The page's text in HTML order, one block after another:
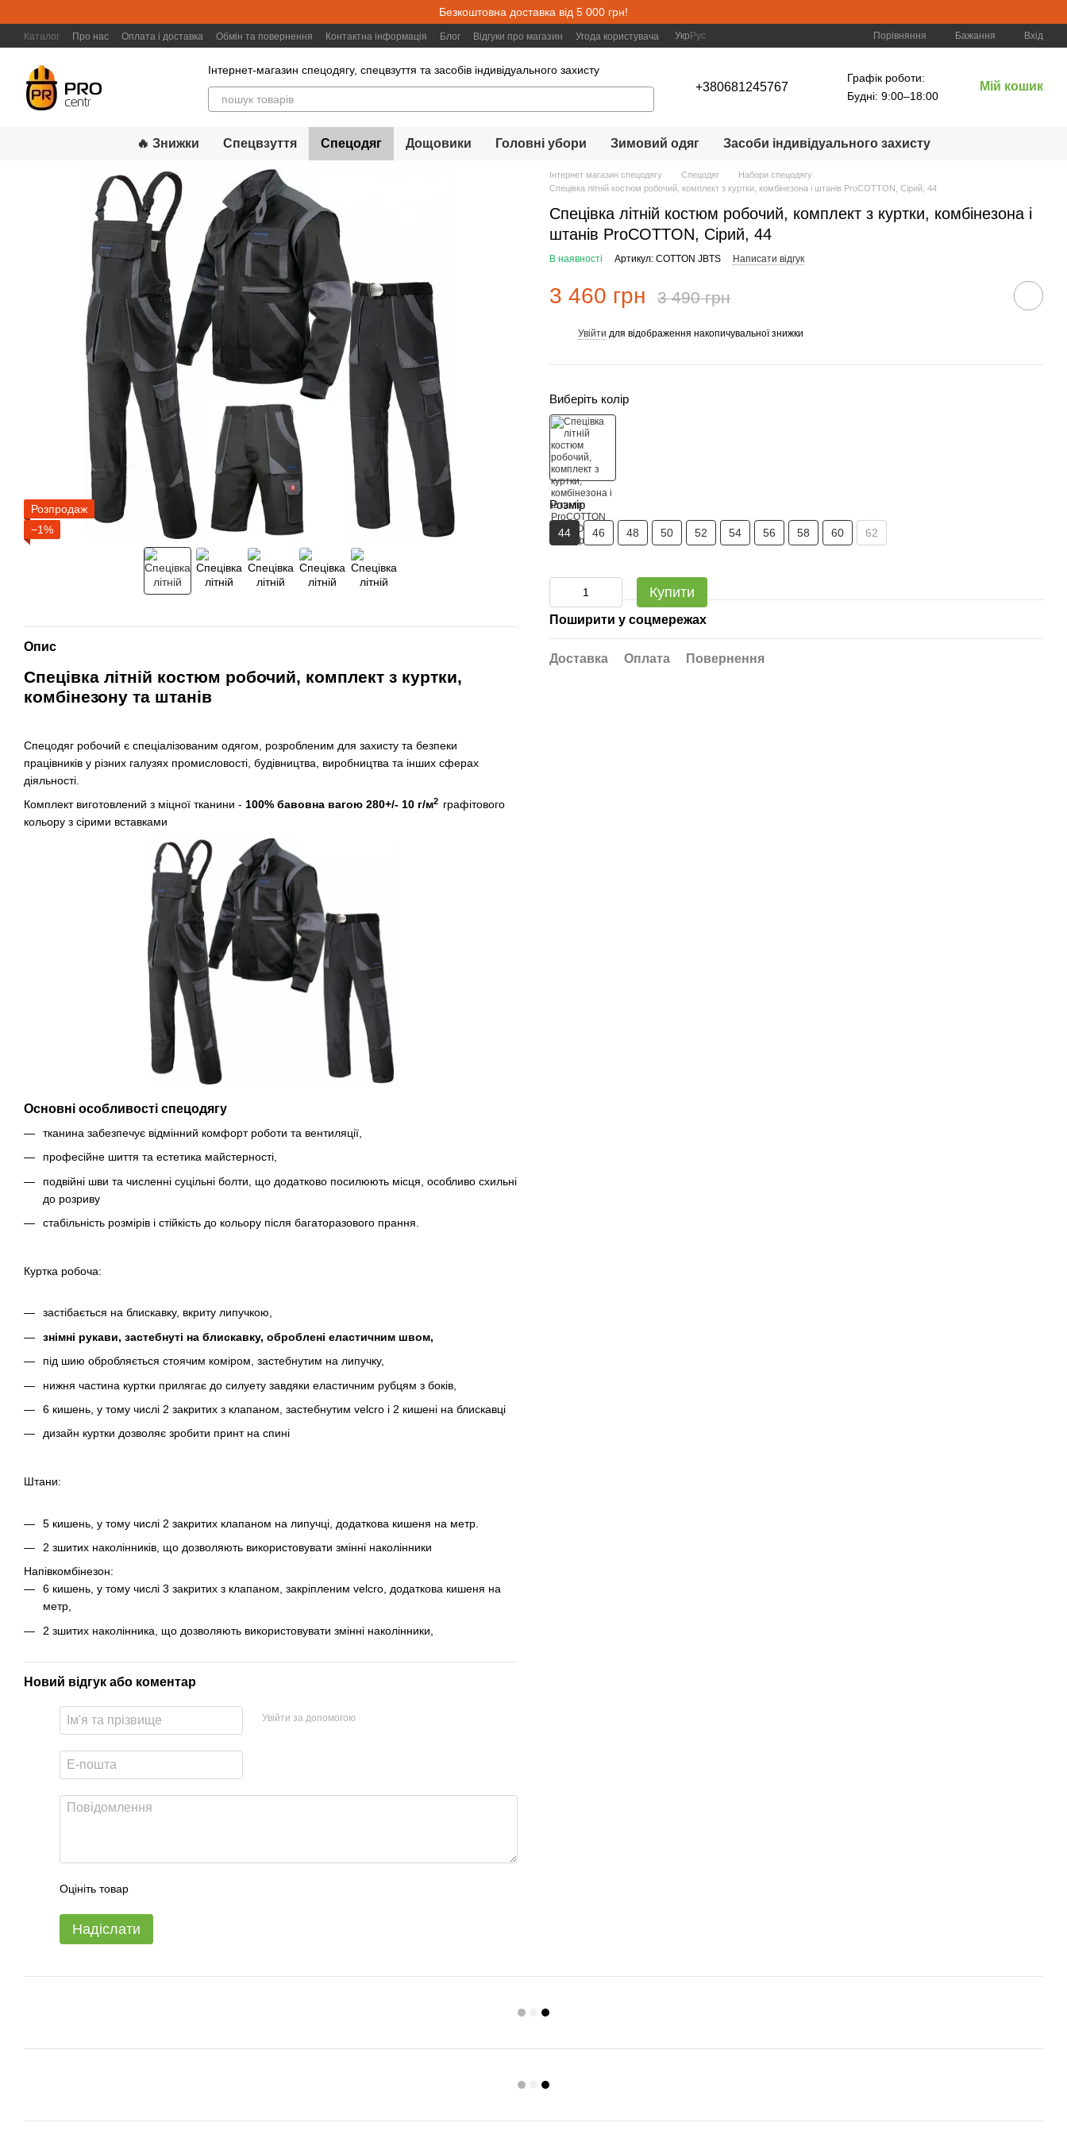
Безкоштовна доставка від 5 000 грн!
Каталог Про нас Оплата і доставка Обмін та повернення Контактна інформація Блог Відгуки про магазин Угода користувача Укр Рус Порівняння Бажання Вхід
Інтернет-магазин спецодягу, спецвзуття та засобів індивідуального захисту
+380681245767
Графік роботи:
Будні: 9:00–18:00
Мій кошик
🔥 Знижки Спецвзуття Спецодяг Дощовики Головні убори Зимовий одяг Засоби індивідуального захисту
Розпродаж
−1%
Опис
Спецівка літній костюм робочий, комплект з куртки,
комбінезону та штанів
Спецодяг робочий є спеціалізованим одягом, розробленим для захисту та безпеки
працівників у різних галузях промисловості, будівництва, виробництва та інших сферах
діяльності.
Комплект виготовлений з міцної тканини - 100% бавовна вагою 280+/- 10 г/м2 графітового
кольору з сірими вставками
Основні особливості спецодягу
тканина забезпечує відмінний комфорт роботи та вентиляції,
професійне шиття та естетика майстерності,
подвійні шви та численні суцільні болти, що додатково посилюють місця, особливо схильні
до розриву
стабільність розмірів і стійкість до кольору після багаторазового прання.
Куртка робоча:
застібається на блискавку, вкриту липучкою,
знімні рукави, застебнуті на блискавку, оброблені еластичним швом,
під шию обробляється стоячим коміром, застебнутим на липучку,
нижня частина куртки прилягає до силуету завдяки еластичним рубцям з боків,
6 кишень, у тому числі 2 закритих з клапаном, застебнутим velcro і 2 кишені на блискавці
дизайн куртки дозволяє зробити принт на спині
Штани:
5 кишень, у тому числі 2 закритих клапаном на липучці, додаткова кишеня на метр.
2 зшитих наколінників, що дозволяють використовувати змінні наколінники
Напівкомбінезон:
6 кишень, у тому числі 3 закритих з клапаном, закріпленим velcro, додаткова кишеня на
метр,
2 зшитих наколінника, що дозволяють використовувати змінні наколінники,
Новий відгук або коментар
Увійти за допомогою
Оцініть товар
Надіслати
Інтернет магазин спецодягу Спецодяг
Набори спецодягу
Спецівка літній костюм робочий, комплект з куртки, комбінезона і штанів ProCOTTON, Сірий, 44
Спецівка літній костюм робочий, комплект з куртки, комбінезона і
штанів ProCOTTON, Сірий, 44
В наявності Артикул: COTTON JBTS Написати відгук
3 460 грн 3 490 грн
Увійти для відображення накопичувальної знижки
Виберіть колір
Розмір
44 46 48 50 52 54 56 58 60 62
Купити
Поширити у соцмережах
Доставка Оплата Повернення